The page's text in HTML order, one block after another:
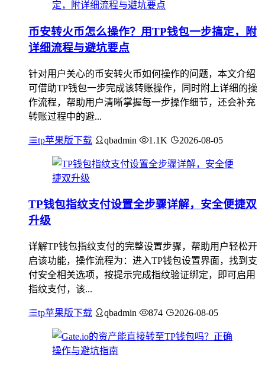
币安转火币怎么操作？用TP钱包一步搞定，附
详细流程与避坑要点
针对用户关心的币安转火币如何操作的问题，本文介绍
可借助TP钱包一步完成该转账操作，同时附上详细的操
作流程，帮助用户清晰掌握每一步操作细节，还会补充
转账过程中的避...
tp苹果版下载 qbadmin 1.1K 2026-08-05
TP钱包指纹支付设置全步骤详解，安全便捷双
升级
详解TP钱包指纹支付的完整设置步骤，帮助用户轻松开
启该功能，操作流程为：进入TP钱包设置界面，找到支
付安全相关选项，按提示完成指纹验证绑定，即可启用
指纹支付，该...
tp苹果版下载 qbadmin 874 2026-08-05